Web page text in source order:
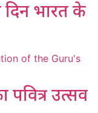
भारत के
पवित्र उत्सव